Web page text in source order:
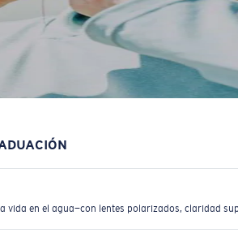
en el agua—con lentes polarizados, claridad